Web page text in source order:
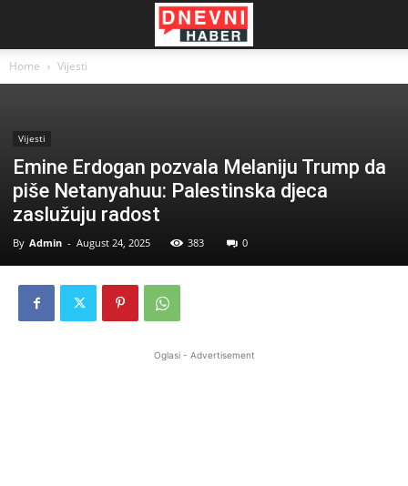
Home Vijesti
Vijesti
Emine Erdogan pozvala Melaniju Trump da
piše Netanyahuu: Palestinska djeca
zaslužuju radost
By Admin - August 24, 2025 383 0
Oglasi - Advertisement